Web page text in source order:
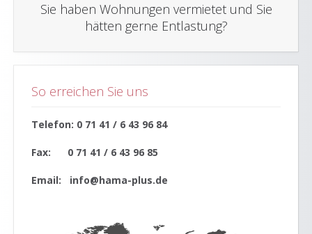
Sie haben Wohnungen vermietet und Sie
hätten gerne Entlastung?
So erreichen Sie uns
Telefon: 0 71 41 / 6 43 96 84
Fax: 0 71 41 / 6 43 96 85
Email: info@hama-plus.de